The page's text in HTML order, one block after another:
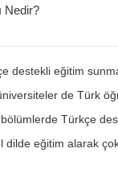
Nedir?
destekli eğitim
de Türk
Türkçe
eğitim alarak